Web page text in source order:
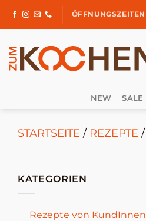
Inhalt
ÖFFNUNGSZEITEN
NEW SALE
STARTSEITE / REZEPTE /
KATEGORIEN
Rezepte von KundInnen